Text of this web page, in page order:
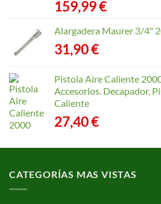
159,99€
Alargadera Maurer 3/4"
31,90€
Pistola Aire Caliente
Accesorios. Decapador,
Caliente
27,40€
CATEGORÍAS MAS VISTAS